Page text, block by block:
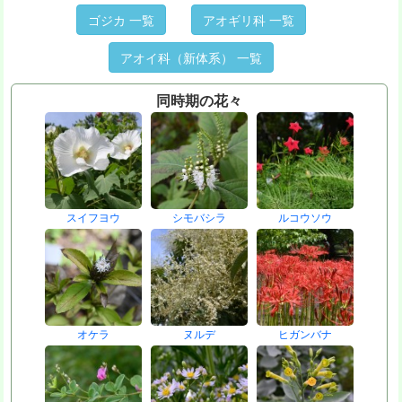
ゴジカ 一覧 アオギリ科 一覧
アオイ科（新体系） 一覧
同時期の花々
スイフヨウ シモバシラ ルコウソウ
オケラ ヌルデ ヒガンバナ